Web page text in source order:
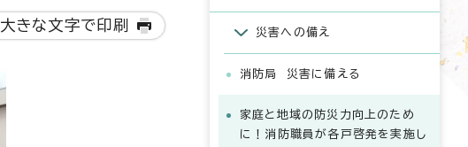
大きな文字で印刷 災害への備え
消防局 災害に備える
家庭と地域の防災力向上のため
に！消防職員が各戸啓発を実施し